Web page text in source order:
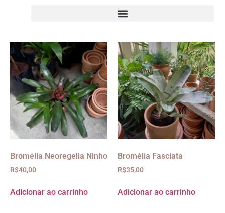
Bromélia Neoregelia Ninho
R$40,00
Adicionar ao carrinho
Bromélia Fasciata
R$35,00
Adicionar ao carrinho